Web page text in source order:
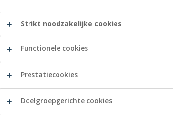
Dinsdag
Woensdag
09 10
Strikt noodzakelijke cookies
Functionele cookies
Prestatiecookies
Doelgroepgerichte cookies